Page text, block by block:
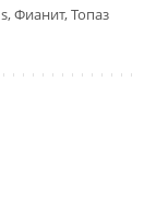
Фианит, Топаз